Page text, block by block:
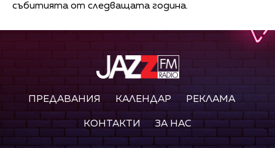
събитията от следващата година.
ПРЕДАВАНИЯ КАЛЕНДАР РЕКЛАМА
КОНТАКТИ ЗА НАС